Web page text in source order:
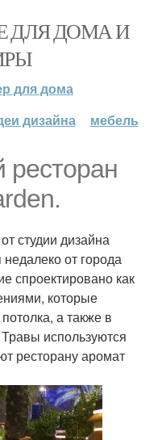
ДЛЯ ДОМА И
для дома
дизайна мебель
ресторан
студии дизайна
от города
спроектировано как
которые
а также в
используются
ресторану аромат